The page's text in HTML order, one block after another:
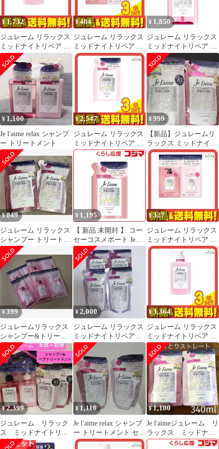
¥1,732
ジュレーム リラックス
ミッドナイトリペア ト
リートメント SR スト
レート&リッチ 本体ポ
ンプ 480mL
¥484
ジュレーム リラックス
ミッドナイトリペア ト
ライアルセット SR ス
トレート&リッチ 1回分
(10mL+10mL) 3個セッ
ト まとめ売り
¥ 1,850
ジュレーム リラックス
ミッドナイトリペア シ
ャンプー (ストレート&
リッチ)
¥ 1,100
Je l'aime relax シャンプ
ー トリートメント
¥2,547
ジュレーム リラックス
ミッドナイトリペア ト
リートメント SR スト
レート&リッチ 詰め替
え用 340mL 3個セット
まとめ売り
¥999
【新品】ジュレームリ
ラックス ミッドナイト
リペア 詰替シャンプー
＆トリートメント
¥849
ジュレーム リラックス
シャンプー トリートメ
ント つめかえ
¥ 1,195
【 新品 未開封 】 コー
セーコスメポート Je
l’aime(ジュレーム)リラ
ックス ミッドナイトリ
ペア シャンプー つめか
え用(ストレート＆リッ
チ)340mL 未使用 送料
無料
¥327
ジュレーム リラックス
ミッドナイトリペア ト
ライアルセット SR ス
トレート&リッチ 1回分
(10mL+10mL)
¥399
ジュレームリラックス
シャンプー&トリート
メント 4個セット
¥2,000
ジュレーム リラックス
ミッドナイトリペアシ
ャンプー トリートメン
ト 2セット
¥3,364
ジュレーム リラックス
ミッドナイトリペア ト
リートメント SR スト
レート&リッチ 本体ポ
ンプ 480mL 3個セット
まとめ売り
¥2,399
ジュレーム リラック
ス ミッドナイトリペ
ア シャンプー トリ
¥ 1,110
Je l'aime relax シャンプ
ー トリートメント セッ
ト 詰め替え用
¥1,100
Je l'aimeジュレーム リ
ラックス ミッドナイ
トリペア しっとりス